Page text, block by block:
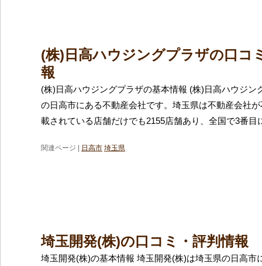
(株)日高ハウジングプラザの口コ
報
(株)日高ハウジングプラザの基本情報 (株)日高ハウジン
の日高市にある不動産会社です。埼玉県は不動産会社
載されている店舗だけでも2155店舗あり、全国で3番目
関連ページ | 日高市 埼玉県
埼玉開発(株)の口コミ・評判情報
埼玉開発(株)の基本情報 埼玉開発(株)は埼玉県の日高市